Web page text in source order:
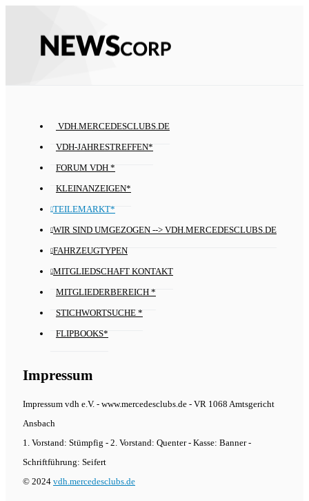
VDH.MERCEDESCLUBS.DE
VDH-JAHRESTREFFEN*
FORUM VDH *
KLEINANZEIGEN*
TEILEMARKT*
WIR SIND UMGEZOGEN --> VDH.MERCEDESCLUBS.DE
FAHRZEUGTYPEN
MITGLIEDSCHAFT KONTAKT
MITGLIEDERBEREICH *
STICHWORTSUCHE *
FLIPBOOKS*
Impressum
Impressum vdh e.V. - www.mercedesclubs.de - VR 1068 Amtsgericht
Ansbach
1. Vorstand: Stümpfig - 2. Vorstand: Quenter - Kasse: Banner -
Schriftführung: Seifert
© 2024 vdh.mercedesclubs.de